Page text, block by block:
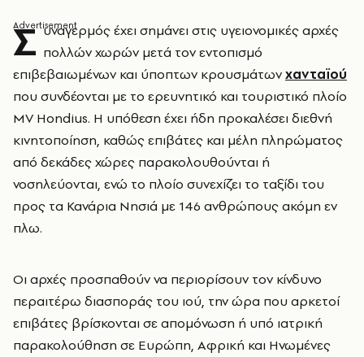
Σ υναγερμός έχει σημάνει στις υγειονομικές αρχές
πολλών χωρών μετά τον εντοπισμό
επιβεβαιωμένων και ύποπτων κρουσμάτωνχανταϊού
που συνδέονται με το ερευνητικό και τουριστικό πλοίο
MV Hondius. Η υπόθεση έχει ήδη προκαλέσει διεθνή
κινητοποίηση, καθώς επιβάτες και μέλη πληρώματος
από δεκάδες χώρες παρακολουθούνται ή
νοσηλεύονται, ενώ το πλοίο συνεχίζει το ταξίδι του
προς τα Κανάρια Νησιά με 146 ανθρώπους ακόμη εν
πλω.
Οι αρχές προσπαθούν να περιορίσουν τον κίνδυνο
περαιτέρω διασποράς του ιού, την ώρα που αρκετοί
επιβάτες βρίσκονται σε απομόνωση ή υπό ιατρική
παρακολούθηση σε Ευρώπη, Αφρική και Ηνωμένες